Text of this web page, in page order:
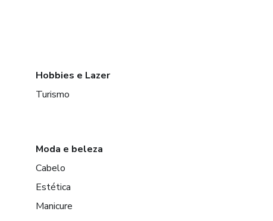
Hobbies e Lazer
Turismo
Moda e beleza
Cabelo
Estética
Manicure